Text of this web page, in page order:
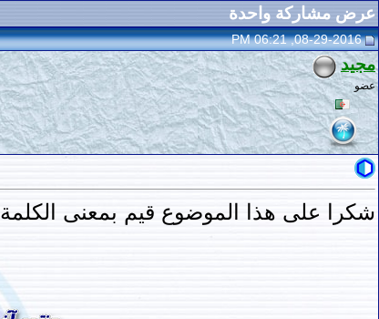
عرض مشاركة واحدة
08-29-2016, 06:21 PM
مجيد
عضو
شكرا على هذا الموضوع قيم بمعنى الكلمة